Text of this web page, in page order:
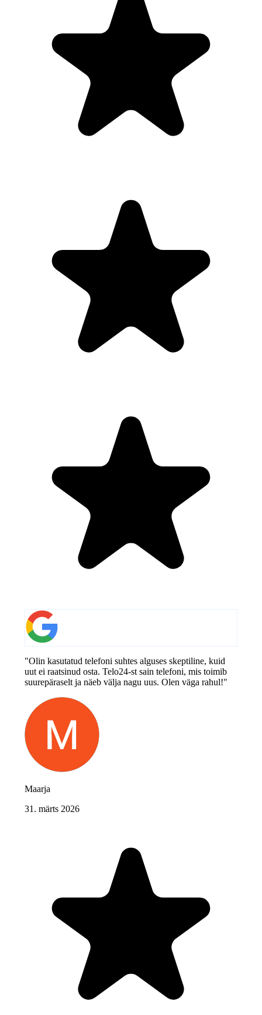
"Olin kasutatud telefoni suhtes alguses skeptiline, kuid
uut ei raatsinud osta. Telo24-st sain telefoni, mis toimib
suurepäraselt ja näeb välja nagu uus. Olen väga rahul!"
Maarja
31. märts 2026